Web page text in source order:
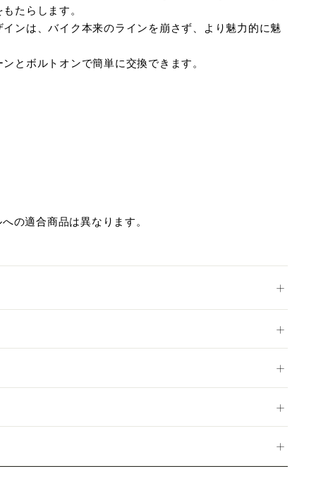
たらします。
ンは、バイク本来のラインを崩さず、より魅力的に魅
とボルトオンで簡単に交換できます。
の適合商品は異なります。